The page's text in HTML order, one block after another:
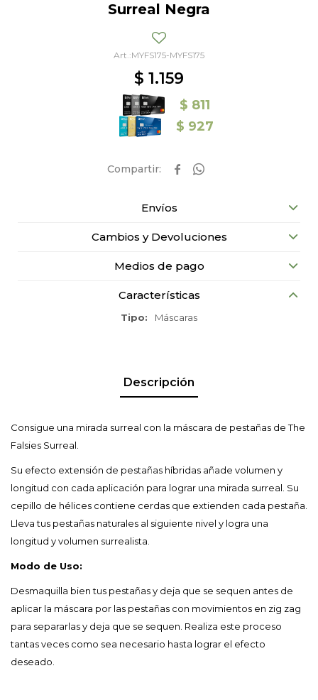
Surreal Negra
MYFS175-MYFS175
$ 1.159
$ 811
$ 927
 
Envíos
Cambios y Devoluciones
Medios de pago
Características
Tipo Máscaras
Descripción
Consigue una mirada surreal con la máscara de pestañas de The
Falsies Surreal.
Su efecto extensión de pestañas híbridas añade volumen y
longitud con cada aplicación para lograr una mirada surreal. Su
cepillo de hélices contiene cerdas que extienden cada pestaña.
Lleva tus pestañas naturales al siguiente nivel y logra una
longitud y volumen surrealista.
Modo de Uso:
Desmaquilla bien tus pestañas y deja que se sequen antes de
aplicar la máscara por las pestañas con movimientos en zig zag
para separarlas y deja que se sequen. Realiza este proceso
tantas veces como sea necesario hasta lograr el efecto
deseado.